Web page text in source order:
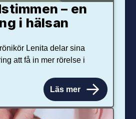
– en
i hälsan
Lenita delar sina
att få in mer rörelse i
Läs mer